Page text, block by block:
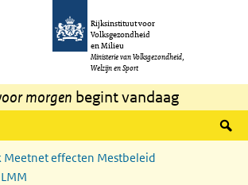
inhoud gaan
Rijksinstituut voor
Volksgezondheid
en Milieu
Ministerie van Volksgezondheid,
Welzijn en Sport
morgen begint vandaag
Meetnet effecten Mestbeleid